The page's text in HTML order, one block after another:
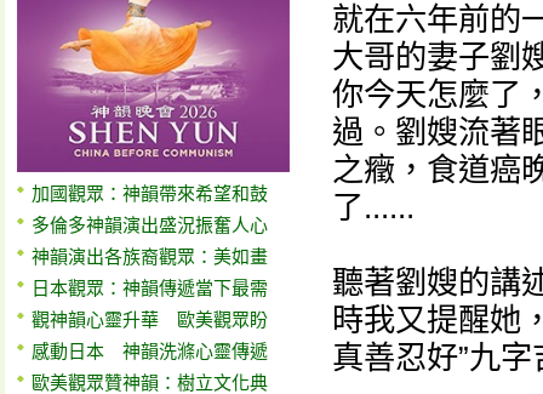
加國觀眾：神韻帶來希望和鼓
多倫多神韻演出盛況振奮人心
神韻演出各族裔觀眾：美如畫
日本觀眾：神韻傳遞當下最需
觀神韻心靈升華 歐美觀眾盼
感動日本 神韻洗滌心靈傳遞
歐美觀眾贊神韻：樹立文化典
就在六年前的
大哥的妻子劉
你今天怎麼了
過。劉嫂流著
之癥，食道癌
了......
聽著劉嫂的講
時我又提醒她
真善忍好”九字